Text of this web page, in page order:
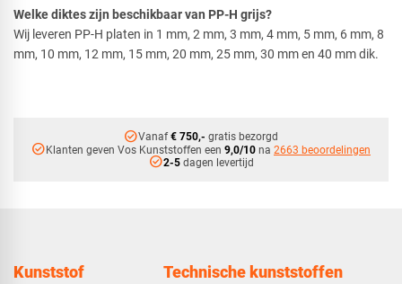
Welke diktes zijn beschikbaar van PP-H grijs?
Wij leveren PP-H platen in 1 mm, 2 mm, 3 mm, 4 mm, 5 mm, 6 mm, 8
mm, 10 mm, 12 mm, 15 mm, 20 mm, 25 mm, 30 mm en 40 mm dik.
check_circleVanaf€ 750,- gratis bezorgd
check_circleKlanten geven Vos Kunststoffen een 9,0/10 na 2663 beoordelingen
check_circle2-5dagen levertijd
Kunststof Technische kunststoffen